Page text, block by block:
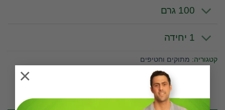
×
100 גרם
1 יחידה
קטגוריה: מתוקים וחטיפים